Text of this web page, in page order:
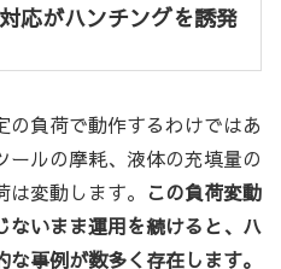
応がハンチングを誘発
負荷で動作するわけではあ
ールの摩耗、液体の充填量の
変動します。 この負荷変動
ないまま運用を続けると、ハ
事例が数多く存在します。